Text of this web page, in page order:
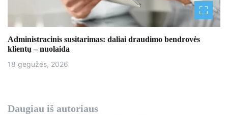
Administracinis susitarimas: daliai draudimo bendrovės
klientų – nuolaida
18 gegužės, 2026
Daugiau iš autoriaus